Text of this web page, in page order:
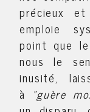
précieux
emploie
point que
nous le
inusité,
à "guère